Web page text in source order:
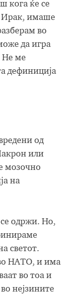
кога ќе се
Ирак, имаше
во
да игра
Не ме
дефиниција
од
или
мозочно
на
одржи. Но,
светот.
НАТО, и има
во тоа и
нејзините